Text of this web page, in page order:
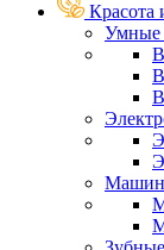
Красота
Умные